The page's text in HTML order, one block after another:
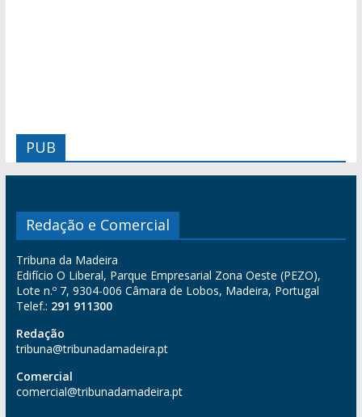
PUB
Redação e Comercial
Tribuna da Madeira
Edifício O Liberal, Parque Empresarial Zona Oeste (PEZO),
Lote n.º 7, 9304-006 Câmara de Lobos, Madeira, Portugal
Telef.: 291 911300
Redação
tribuna@tribunadamadeira.pt
Comercial
comercial@tribunadamadeira.pt